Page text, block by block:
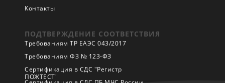
ПОДТВЕРЖДЕНИЕ СООТВЕТСТВИЯ
Требованиям ТР ЕАЭС 043/2017
Контакты
Требованиям ФЗ № 123-ФЗ
Сертификация в СДС "Регистр
ПОЖТЕСТ"